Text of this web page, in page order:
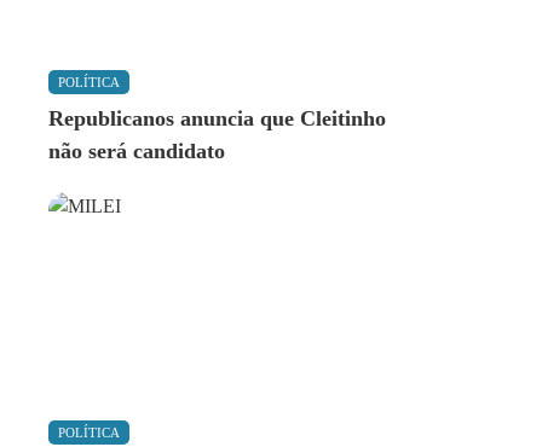
POLÍTICA
Republicanos anuncia que Cleitinho
não será candidato
POLÍTICA